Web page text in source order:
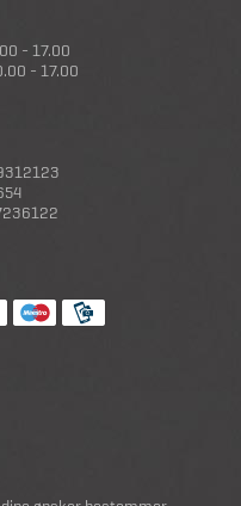
- 17.00
- 17.00